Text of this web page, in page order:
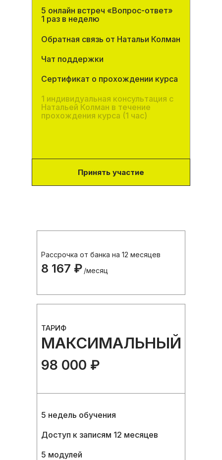
Рассрочка от банка на 12 месяцев
8 167 ₽ /месяц
ТАРИФ
МАКСИМАЛЬНЫЙ
98 000 ₽
Принять участие
5 онлайн встреч «Вопрос-ответ»
1 раз в неделю
Обратная связь от Натальи Колман
Чат поддержки
Сертификат о прохождении курса
1 индивидуальная консультация с
Натальей Колман в течение
прохождения курса (1 час)
5 недель обучения
Доступ к записям 12 месяцев
5 модулей